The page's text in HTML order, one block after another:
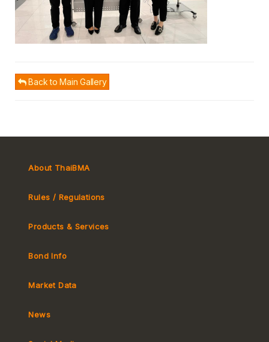
Back to Main Gallery
About ThaiBMA
Rules / Regulations
Market Convention
Products & Services
Bond Info
Market Data
Yield Curve
News